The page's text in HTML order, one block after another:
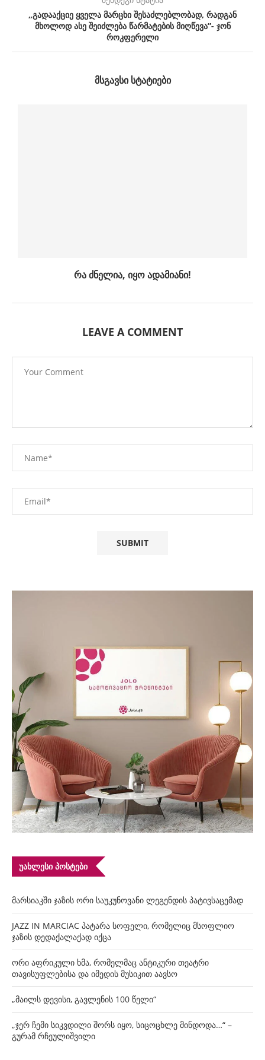
„გადააქციე ყველა მარცხი შესაძლებლობად, რადგან
მხოლოდ ასე შეიძლება წარმატების მიღწევა”- ჯონ
როკფერელი
ᲛᲡᲒᲐᲕᲡᲘ ᲡᲢᲐᲢᲘᲔᲑᲘ
რა ძნელია, იყო ადამიანი!
LEAVE A COMMENT
ᲣᲐᲮᲚᲔᲡᲘ ᲞᲝᲡᲢᲔᲑᲘ
მარსიაკში ჯაზის ორი საუკუნოვანი ლეგენდის პატივსაცემად
JAZZ IN MARCIAC პატარა სოფელი, რომელიც მსოფლიო
ჯაზის დედაქალაქად იქცა
ორი აფრიკული ხმა, რომელმაც ანტიკური თეატრი
თავისუფლებისა და იმედის მუსიკით აავსო
„მაილს დევისი, გავლენის 100 წელი“
„ჯერ ჩემი სიკვდილი შორს იყო, სიცოცხლე მინდოდა…“ –
გურამ რჩეულიშვილი